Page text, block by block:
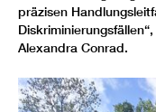
präzisen
Alexandra Conrad.